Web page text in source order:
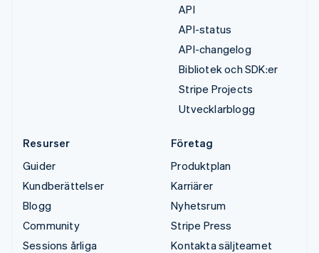
API
API-status
API-changelog
Bibliotek och SDK:er
Stripe Projects
Utvecklarblogg
Resurser
Guider
Kundberättelser
Blogg
Community
Sessions årliga
Företag
Produktplan
Karriärer
Nyhetsrum
Stripe Press
Kontakta säljteamet